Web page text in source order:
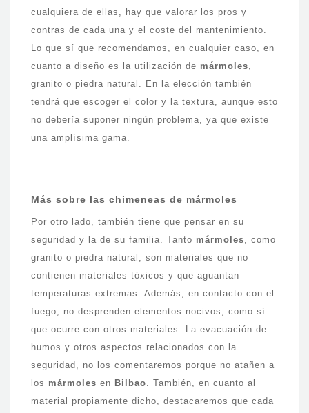
cualquiera de ellas, hay que valorar los pros y
contras de cada una y el coste del mantenimiento.
Lo que sí que recomendamos, en cualquier caso, en
cuanto a diseño es la utilización de mármoles,
granito o piedra natural. En la elección también
tendrá que escoger el color y la textura, aunque esto
no debería suponer ningún problema, ya que existe
una amplísima gama.
Más sobre las chimeneas de mármoles
Por otro lado, también tiene que pensar en su
seguridad y la de su familia. Tanto mármoles, como
granito o piedra natural, son materiales que no
contienen materiales tóxicos y que aguantan
temperaturas extremas. Además, en contacto con el
fuego, no desprenden elementos nocivos, como sí
que ocurre con otros materiales. La evacuación de
humos y otros aspectos relacionados con la
seguridad, no los comentaremos porque no atañen a
los mármoles en Bilbao. También, en cuanto al
material propiamente dicho, destacaremos que cada